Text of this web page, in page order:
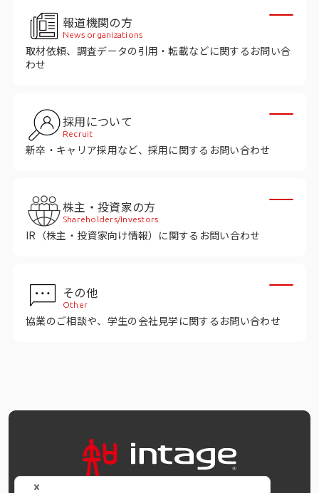
市場・顧客理解に関する課題
戦略設計に関する課題
施策実行に関する課題
モニタリング／フォローに関する課題
事例紹介
コーポレートサイト
報道機関の方
News organizations
取材依頼、調査データの引用・転載などに関するお問い合
わせ
採用について
Recruit
新卒・キャリア採用など、採用に関するお問い合わせ
株主・投資家の方
Shareholders/Investors
IR（株主・投資家向け情報）に関するお問い合わせ
その他
Other
協業のご相談や、学生の会社見学に関するお問い合わせ